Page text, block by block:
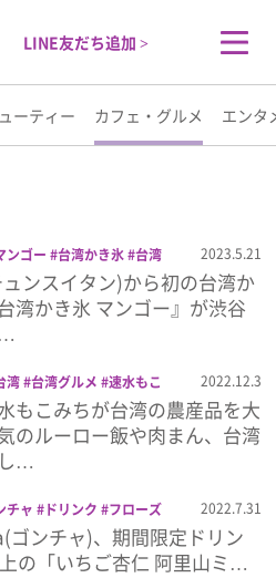
LINE友だち追加 >
ーティー カフェ・グルメ エンタ
ンゴー 台湾かき氷 台湾
イーツ 春水堂
2023.5.21
ンスイタン)から初の台湾か
湾かき氷 マンゴー』が渋谷
湾 台湾グルメ
速水もこ
2022.12.3
もこみちが台湾の農産品を大
のルーロー飯や肉まん、台湾
…
チャ ドリンク
フローズ
期間限定 杏仁豆腐
2022.7.31
ゴンチャ)、期間限定ドリン
の「いちご杏仁 阿里山ミ…